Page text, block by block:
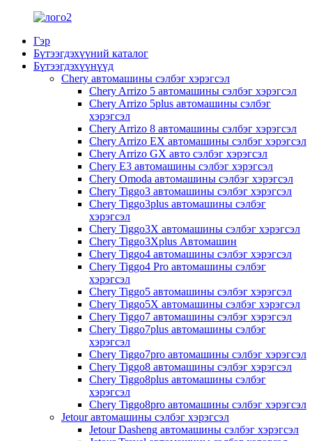
Гэр
Бүтээгдэхүүний каталог
Бүтээгдэхүүнүүд
Chery автомашины сэлбэг хэрэгсэл
Chery Arrizo 5 автомашины сэлбэг хэрэгсэл
Chery Arrizo 5plus автомашины сэлбэг
хэрэгсэл
Chery Arrizo 8 автомашины сэлбэг хэрэгсэл
Chery Arrizo EX автомашины сэлбэг хэрэгсэл
Chery Arrizo GX авто сэлбэг хэрэгсэл
Chery E3 автомашины сэлбэг хэрэгсэл
Chery Omoda автомашины сэлбэг хэрэгсэл
Chery Tiggo3 автомашины сэлбэг хэрэгсэл
Chery Tiggo3plus автомашины сэлбэг
хэрэгсэл
Chery Tiggo3X автомашины сэлбэг хэрэгсэл
Chery Tiggo3Xplus Автомашин
Chery Tiggo4 автомашины сэлбэг хэрэгсэл
Chery Tiggo4 Pro автомашины сэлбэг
хэрэгсэл
Chery Tiggo5 автомашины сэлбэг хэрэгсэл
Chery Tiggo5X автомашины сэлбэг хэрэгсэл
Chery Tiggo7 автомашины сэлбэг хэрэгсэл
Chery Tiggo7plus автомашины сэлбэг
хэрэгсэл
Chery Tiggo7pro автомашины сэлбэг хэрэгсэл
Chery Tiggo8 автомашины сэлбэг хэрэгсэл
Chery Tiggo8plus автомашины сэлбэг
хэрэгсэл
Chery Tiggo8pro автомашины сэлбэг хэрэгсэл
Jetour автомашины сэлбэг хэрэгсэл
Jetour Dasheng автомашины сэлбэг хэрэгсэл